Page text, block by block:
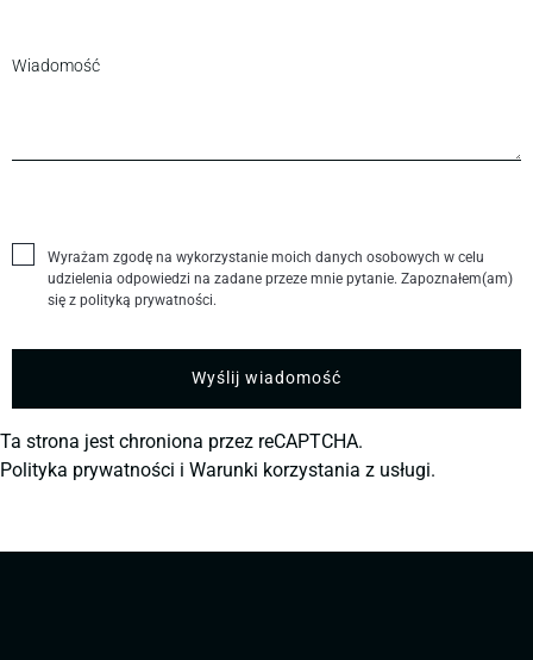
Wyrażam zgodę na wykorzystanie moich danych osobowych w celu
udzielenia odpowiedzi na zadane przeze mnie pytanie. Zapoznałem(am)
się z polityką prywatności.
Ta strona jest chroniona przez reCAPTCHA.
Polityka prywatności i Warunki korzystania z usługi.